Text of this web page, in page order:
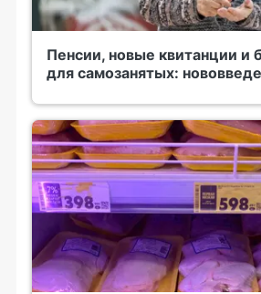
Пенсии, новые квитанции и
для самозанятых: